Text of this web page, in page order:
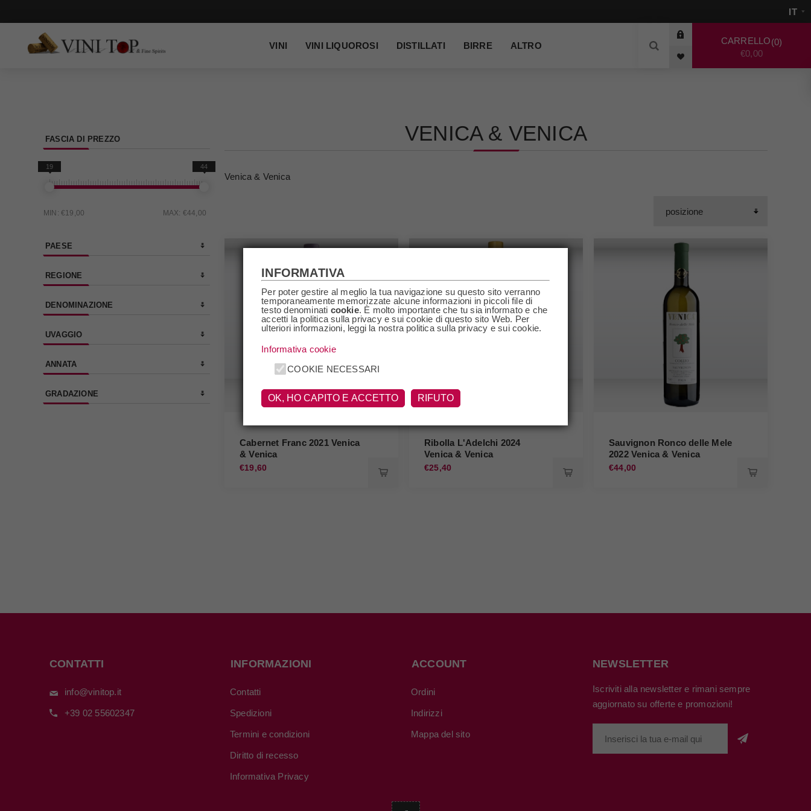
VINI VINI LIQUOROSI DISTILLATI BIRRE ALTRO CARRELLO 0
€0,00
VENICA & VENICA
Venica & Venica
Cabernet Franc 2021 Venica
& Venica
€19,60
Ribolla L'Adelchi 2024
Venica & Venica
€25,40
Sauvignon Ronco delle Mele
2022 Venica & Venica
€44,00
FASCIA DI PREZZO
MIN: €19,00 MAX: €44,00
19 44
PAESE
REGIONE
DENOMINAZIONE
UVAGGIO
ANNATA
GRADAZIONE
CONTATTI
info@vinitop.it
+39 02 55602347
INFORMAZIONI
Contatti
Spedizioni
Termini e condizioni
Diritto di recesso
Informativa Privacy
ACCOUNT
Ordini
Indirizzi
Mappa del sito
NEWSLETTER
Iscriviti alla newsletter e rimani sempre
aggiornato su offerte e promozioni!
INFORMATIVA
Per poter gestire al meglio la tua navigazione su questo sito verranno
temporaneamente memorizzate alcune informazioni in piccoli file di
testo denominati cookie. È molto importante che tu sia informato e che
accetti la politica sulla privacy e sui cookie di questo sito Web. Per
ulteriori informazioni, leggi la nostra politica sulla privacy e sui cookie.
Informativa cookie
COOKIE NECESSARI
OK, HO CAPITO E ACCETTO RIFUTO